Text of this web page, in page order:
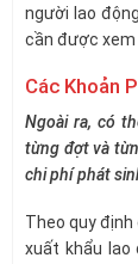
người lao
cần được xem
Các Khoản
Ngoài ra, có
từng đợt và
chi phí phát
Theo quy định
xuất khẩu lao